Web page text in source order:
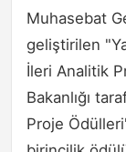
Muhasebat
geliştirilen
İleri Analitik
Bakanlığı
Proje